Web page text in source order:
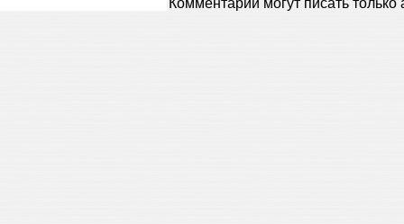
Комментарии могут писать